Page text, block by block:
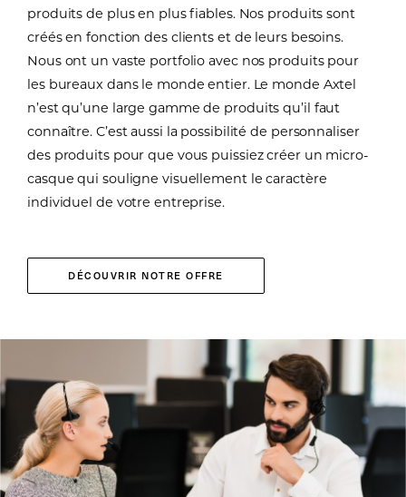
produits de plus en plus fiables. Nos produits sont
créés en fonction des clients et de leurs besoins.
Nous ont un vaste portfolio avec nos produits pour
les bureaux dans le monde entier. Le monde Axtel
n’est qu’une large gamme de produits qu’il faut
connaître. C’est aussi la possibilité de personnaliser
des produits pour que vous puissiez créer un micro-
casque qui souligne visuellement le caractère
individuel de votre entreprise.
DÉCOUVRIR NOTRE OFFRE